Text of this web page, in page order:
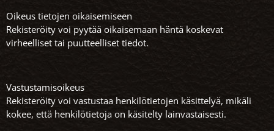
Oikeus tietojen oikaisemiseen
Rekisteröity voi pyytää oikaisemaan häntä koskevat
virheelliset tai puutteelliset tiedot.
Vastustamisoikeus
Rekisteröity voi vastustaa henkilötietojen käsittelyä, mikäli
kokee, että henkilötietoja on käsitelty lainvastaisesti.